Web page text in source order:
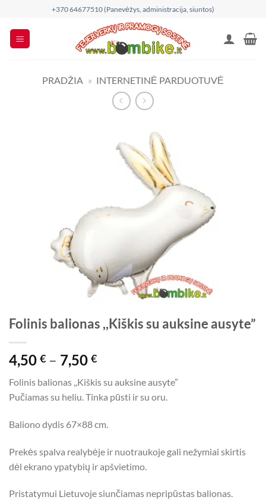
content
+370 64677510 (Panevėžys, administracija, siuntos)
PRADŽIA » INTERNETINĖ PARDUOTUVĖ
Folinis balionas ,,Kiškis su auksine ausyte”
4,50 € – 7,50 €Price
4,50 €
through
Folinis balionas ,,Kiškis su auksine ausyte”
Pučiamas su heliu. Tinka pūsti ir su oru.
Baliono dydis 67×88 cm.
Prekės spalva realybėje ir nuotraukoje gali nežymiai skirtis
dėl ekrano ypatybių ir apšvietimo.
Pristatymui Lietuvoje siunčiamas nepripūstas balionas.